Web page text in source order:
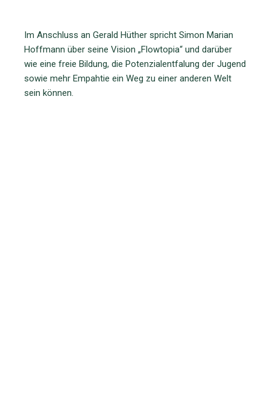
Im Anschluss an Gerald Hüther spricht Simon Marian
Hoffmann über seine Vision „Flowtopia“ und darüber
wie eine freie Bildung, die Potenzialentfalung der Jugend
sowie mehr Empahtie ein Weg zu einer anderen Welt
sein können.